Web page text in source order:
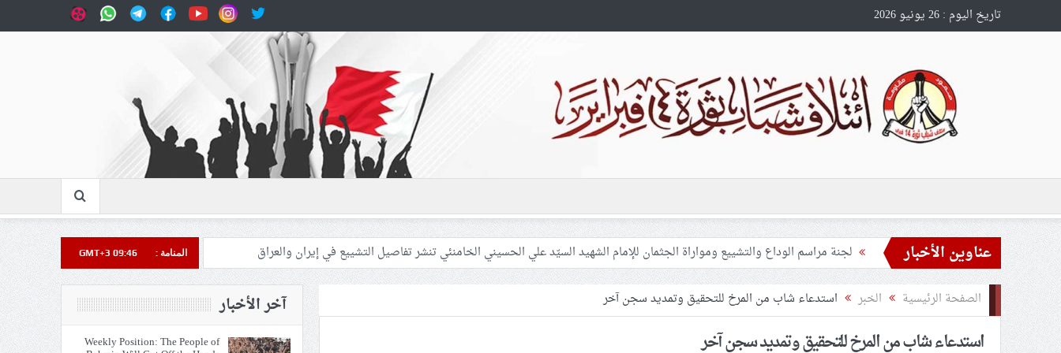
تاريخ اليوم : 26 يونيو 2026
عناوين الأخبار
تحذيرات من استغلال الأوضاع في غزّة لإشعال صراعات داخليّة تخدم الاحتلال
ملفّ إنسانيّ مؤلم.. الأسيرات الفلسطينيّات بين القمع والإهمال الطبي
55 مأتمًا وحسينيّة يعترضون على الإجراءات القمعيّة للنظام في موسم عاشوراء
النظام الخليفيّ يدسّ عيونه بين المشاركين في مواكب العزاء ويعتقل العشرات من الشبّان
GMT+3 09:46 المنامة :
الصفحة الرئيسية الخبر استدعاء شاب من المرخ للتحقيق وتمديد سجن آخر
استدعاء شاب من المرخ للتحقيق وتمديد سجن آخر
آخر الأخبار
Weekly Position: The People of